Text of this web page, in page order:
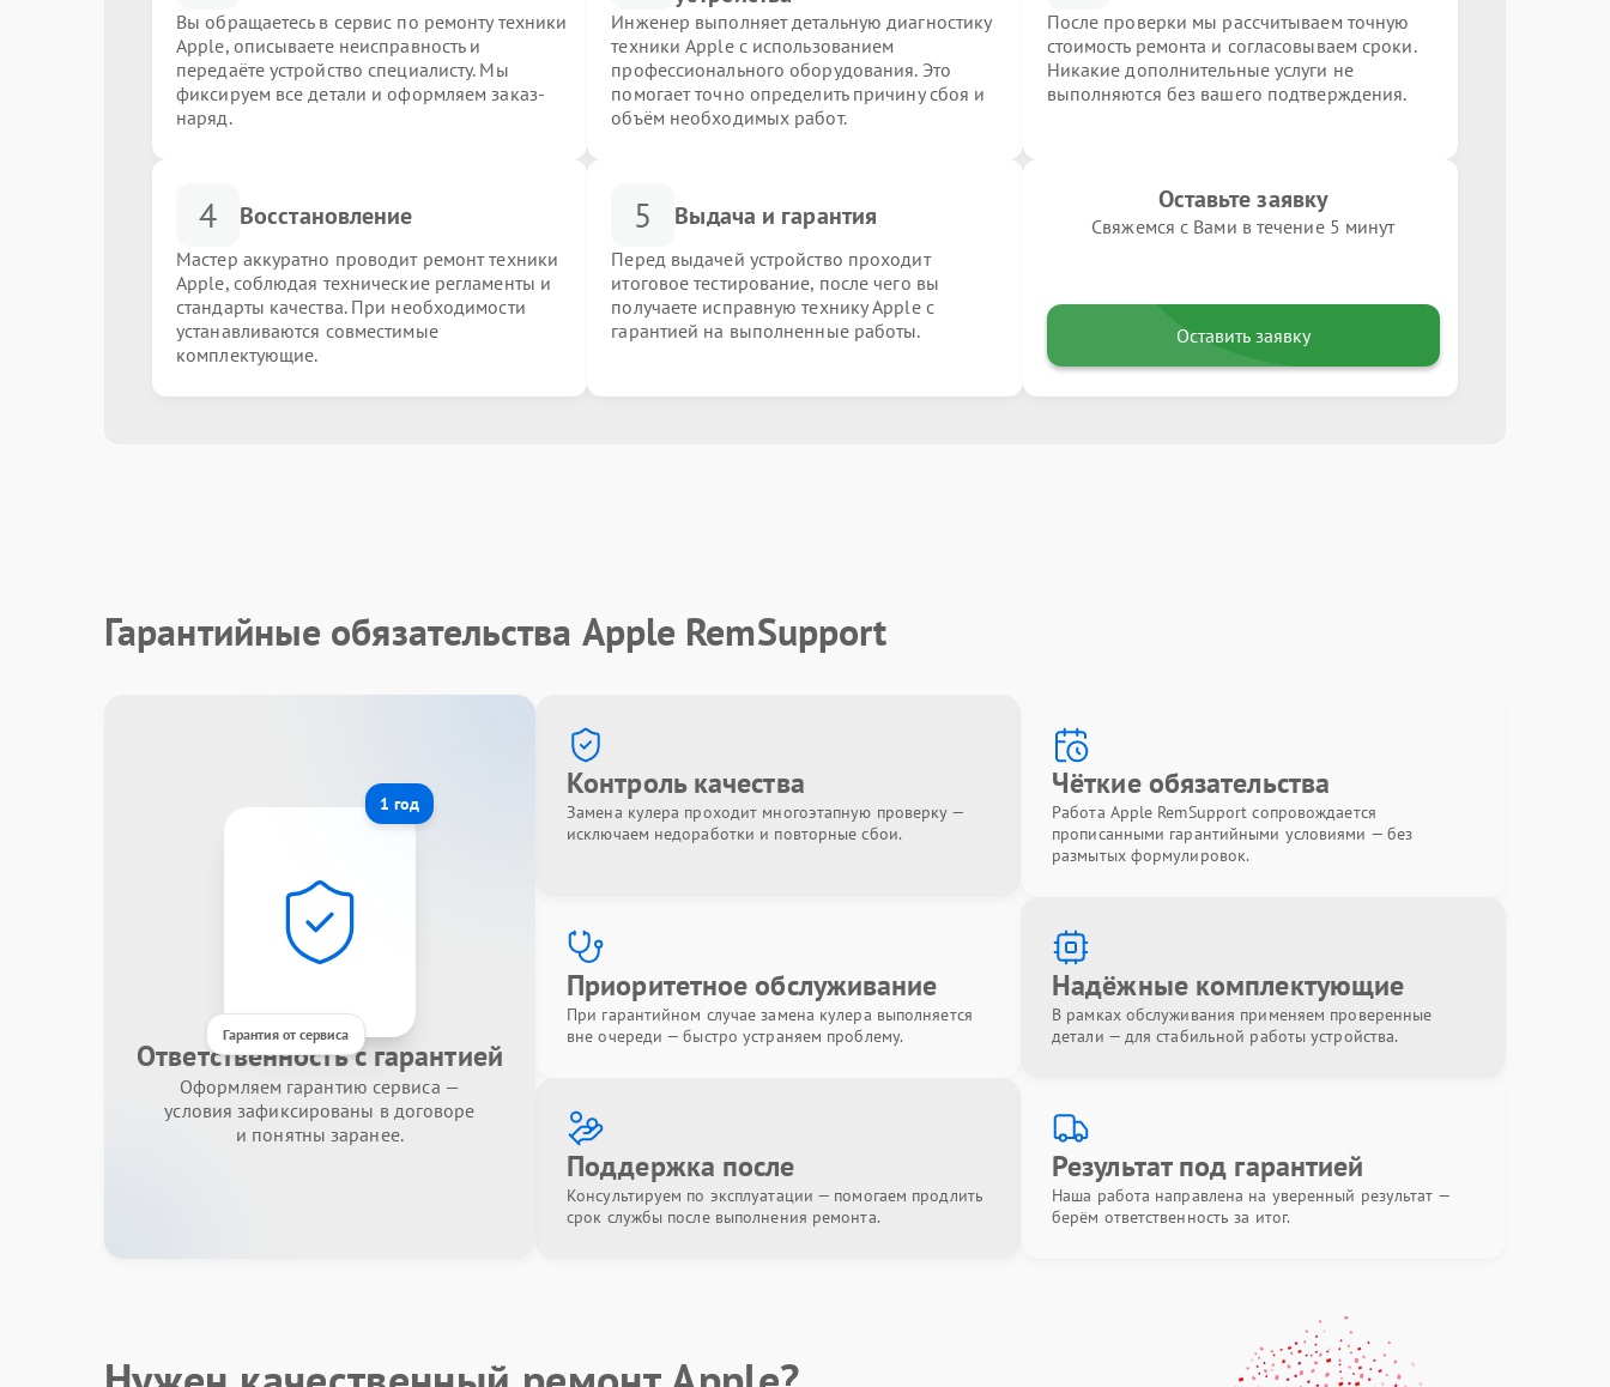
Вы обращаетесь в сервис по ремонту техники
Apple, описываете неисправность и
передаёте устройство специалисту. Мы
фиксируем все детали и оформляем заказ-
наряд.
Инженер выполняет детальную диагностику
техники Apple с использованием
профессионального оборудования. Это
помогает точно определить причину сбоя и
объём необходимых работ.
После проверки мы рассчитываем точную
стоимость ремонта и согласовываем сроки.
Никакие дополнительные услуги не
выполняются без вашего подтверждения.
4 Восстановление
Мастер аккуратно проводит ремонт техники
Apple, соблюдая технические регламенты и
стандарты качества. При необходимости
устанавливаются совместимые
комплектующие.
5 Выдача и гарантия
Перед выдачей устройство проходит
итоговое тестирование, после чего вы
получаете исправную технику Apple с
гарантией на выполненные работы.
Оставьте заявку
Свяжемся с Вами в течение 5 минут
Оставить заявку
Гарантийные обязательства Apple RemSupport
1 год
Гарантия от сервиса
Ответственность с гарантией
Оформляем гарантию сервиса —
условия зафиксированы в договоре
и понятны заранее.
Контроль качества
Замена кулера проходит многоэтапную проверку —
исключаем недоработки и повторные сбои.
Чёткие обязательства
Работа Apple RemSupport сопровождается
прописанными гарантийными условиями — без
размытых формулировок.
Приоритетное обслуживание
При гарантийном случае замена кулера выполняется
вне очереди — быстро устраняем проблему.
Надёжные комплектующие
В рамках обслуживания применяем проверенные
детали — для стабильной работы устройства.
Поддержка после
Консультируем по эксплуатации — помогаем продлить
срок службы после выполнения ремонта.
Результат под гарантией
Наша работа направлена на уверенный результат —
берём ответственность за итог.